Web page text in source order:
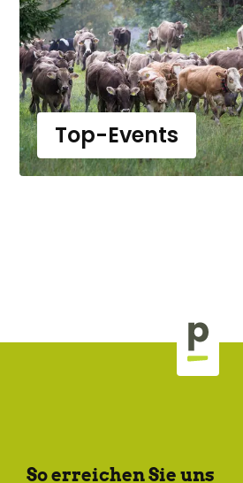
Top-Events
So erreichen Sie uns